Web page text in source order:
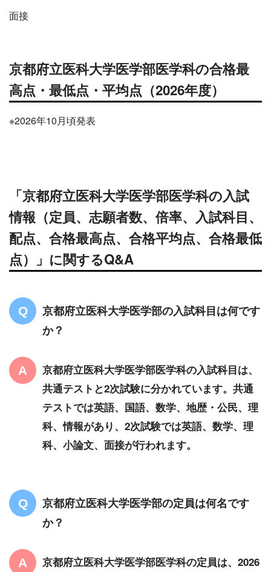
面接
京都府立医科大学医学部医学科の合格最
高点・最低点・平均点 （2026年度）
※2026年10月頃発表
「京都府立医科大学医学部医学科の入試
情報（定員、志願者数、倍率、入試科目、
配点、合格最高点、合格平均点、合格最低
点）」に関するQ&A
京都府立医科大学医学部の入試科目は何です
か？
京都府立医科大学医学部医学科の入試科目は、
共通テストと2次試験に分かれています。共通
テストでは英語、国語、数学、地歴・公民、理
科、情報があり、2次試験では英語、数学、理
科、小論文、面接が行われます。
京都府立医科大学医学部の定員は何名です
か？
京都府立医科大学医学部医学科の定員は、2026